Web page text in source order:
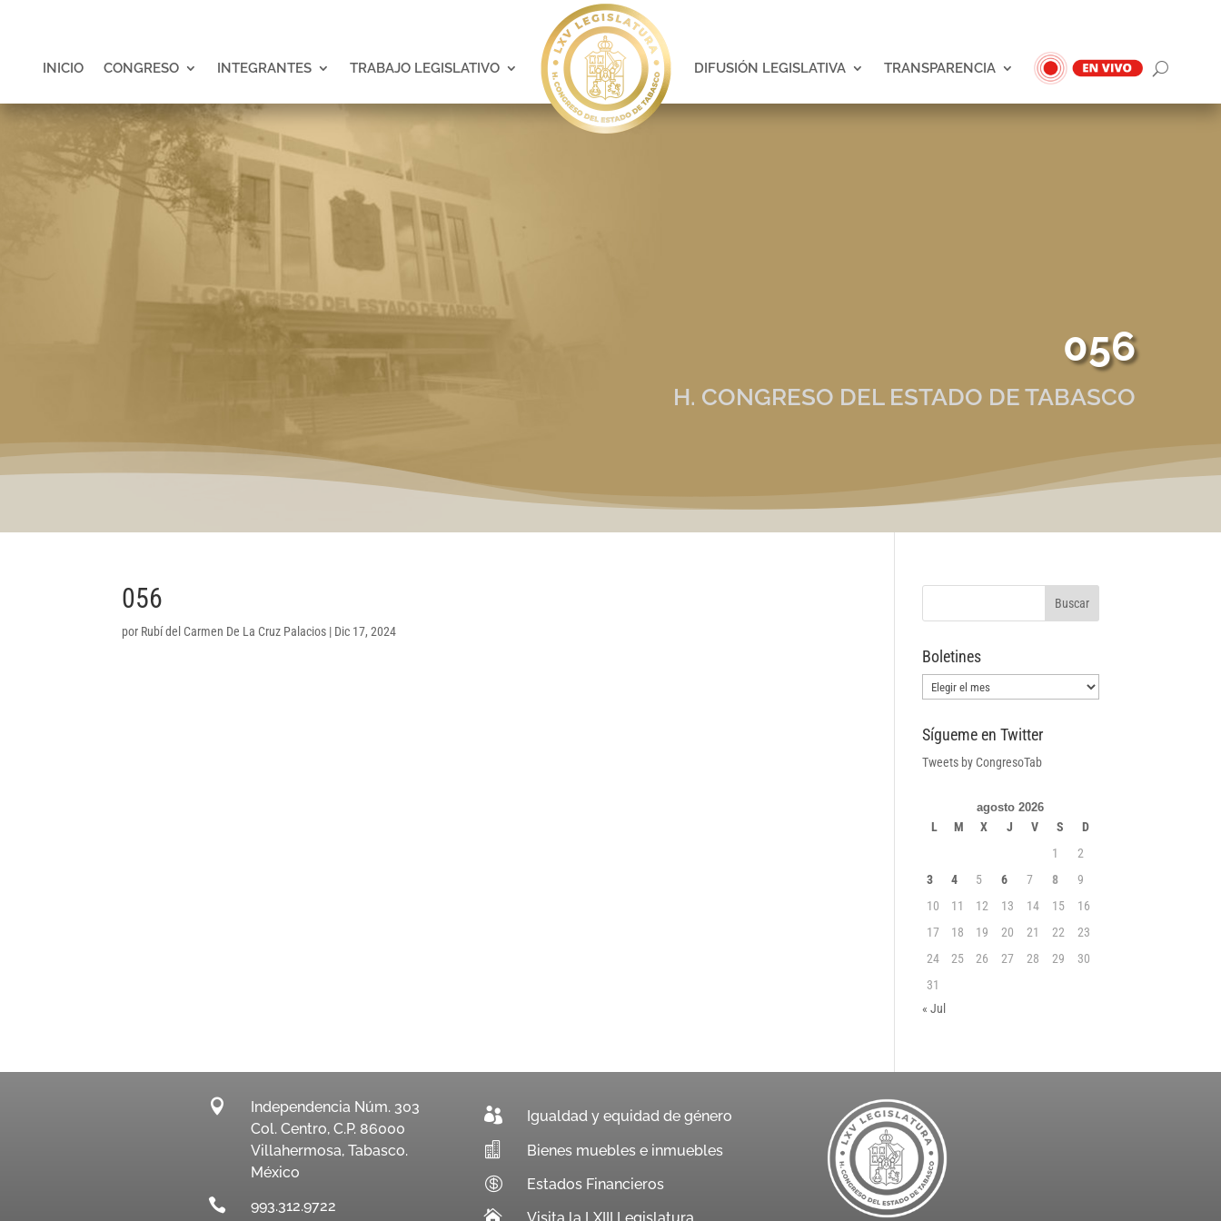
INICIO CONGRESO INTEGRANTES TRABAJO LEGISLATIVO DIFUSIÓN LEGISLATIVA TRANSPARENCIA
056
H. CONGRESO DEL ESTADO DE TABASCO
056
por Rubí del Carmen De La Cruz Palacios | Dic 17, 2024
Boletines
Boletines
Sígueme en Twitter
Tweets by CongresoTab
agosto 2026
L M X J V S
D
1
2
3
4 5 6 7 8
9
10
11 12 13 14 15
16
17
18 19 20 21 22
23
24
25 26 27 28 29
30
31
« Jul

Independencia Núm. 303
Col. Centro, C.P. 86000
Villahermosa, Tabasco.
México

993.312.9722
 Igualdad y equidad de género
 Bienes muebles e inmuebles
 Estados Financieros
